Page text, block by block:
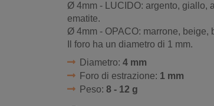
Ø 4mm - LUCIDO: argento, giallo,
ematite.
Ø 4mm - OPACO: marrone, beige,
Il foro ha un diametro di 1 mm.
Diametro: 4 mm
Foro di estrazione: 1 mm
Peso: 8 - 12 g